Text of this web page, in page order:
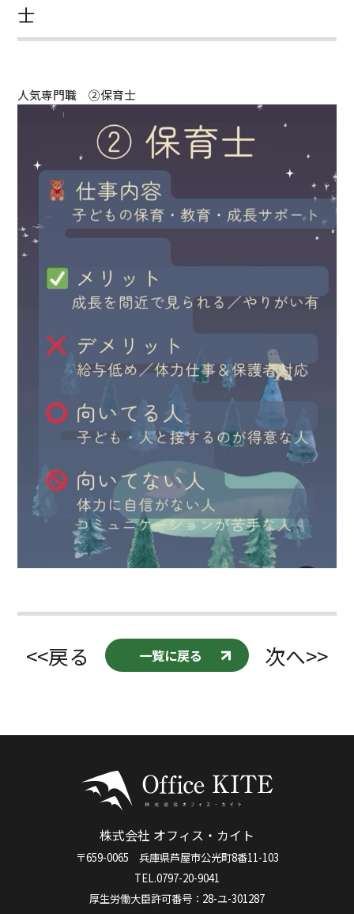
士
人気専門職 ②保育士
<<戻る 一覧に戻る 次へ>>
株式会社 オフィス・カイト
〒659-0065 兵庫県芦屋市公光町8番11-103
TEL.0797-20-9041
厚生労働大臣許可番号：28-ユ-301287